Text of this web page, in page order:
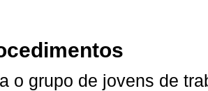
o grupo de jovens de